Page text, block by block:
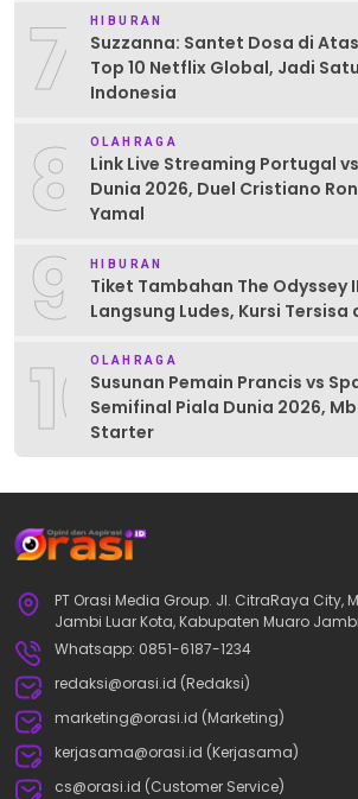
7 HIBURAN
Suzzanna: Santet Dosa di
Top 10 Netflix Global, Jadi
Indonesia
8 OLAHRAGA
Link Live Streaming Portugal
Dunia 2026, Duel Cristiano
Yamal
9 HIBURAN
Tiket Tambahan The Odyssey
Langsung Ludes, Kursi Tersisa
10OLAHRAGA
Susunan Pemain Prancis vs
Semifinal Piala Dunia 2026,
Starter
PT Orasi Media Group. Jl. CitraRaya City,
Jambi Luar Kota, Kabupaten Muaro
Whatsapp: 0851-6187-1234
redaksi@orasi.id (Redaksi)
marketing@orasi.id (Marketing)
kerjasama@orasi.id (Kerjasama)
cs@orasi.id (Customer Service)